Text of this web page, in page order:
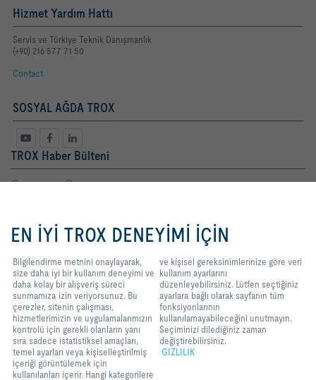
Hizmet Yardım Hattı
Servis ve Türkiye Teknik Danışmanlık
(+90) 216 577 71 50
Contact
SOSYAL AĞDA TROX
TROX Haber Bülteni
Bayan Bay
Yasal Terimler kayıt
GİRİŞ İLETİŞİM BASKI Teslimat ve ödeme şartları
YASAL UYARI
2026 © TROX TURKEY
metnini
onaylayarak, size
kullanım
deneyimive
daha kolay bir
alışveriş süreci
sunmamıza izin
veriyorsunuz. Bu
çerezler,sitenin
çalışması,
hizmetlerimizin
ve
uygulamalarımızın
görüntülemek için
kullanılanları içerir.
Hangi kategorilere
izin vermek
istediğinize karar
verebilir ve kişisel
gereksinimlerinize
göre veri kullanım
ayarlarını
düzenleyebilirsiniz.
Lütfen seçtiğiniz
ayarlara bağlı
EN İYİ TROX DENEYİMİ İÇİN
Bilgilendirme metnini onaylayarak,
size daha iyi bir kullanım deneyimi ve
daha kolay bir alışveriş süreci
sunmamıza izin veriyorsunuz. Bu
çerezler, sitenin çalışması,
hizmetlerimizin ve uygulamalarımızın
kontrolü için gerekli olanların yanı
sıra sadece istatistiksel amaçları,
temel ayarları veya kişiselleştirilmiş
içeriği görüntülemek için
kullanılanları içerir. Hangi kategorilere
ve kişisel gereksinimlerinize göre veri
kullanım ayarlarını
düzenleyebilirsiniz. Lütfen seçtiğiniz
ayarlara bağlı olarak sayfanın tüm
fonksiyonlarının
kullanılamayabileceğini unutmayın.
Seçiminizi dilediğiniz zaman
değiştirebilirsiniz.
GIZLILIK